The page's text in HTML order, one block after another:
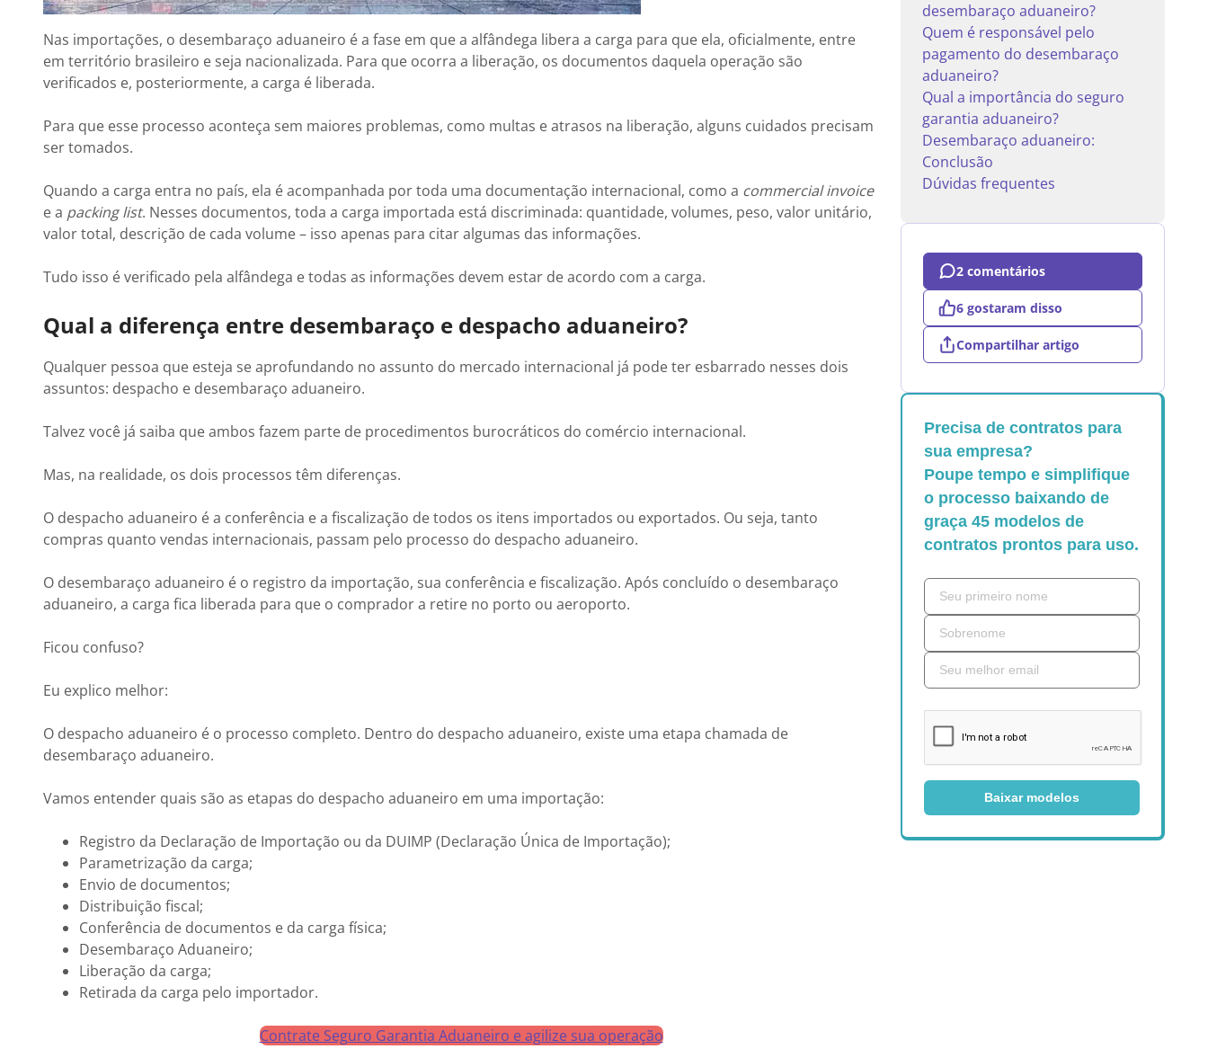
Nas importações, o desembaraço aduaneiro é a fase em que a alfândega libera a carga para que ela, oficialmente, entre
em território brasileiro e seja nacionalizada. Para que ocorra a liberação, os documentos daquela operação são
verificados e, posteriormente, a carga é liberada.
Para que esse processo aconteça sem maiores problemas, como multas e atrasos na liberação, alguns cuidados precisam
ser tomados.
Quando a carga entra no país, ela é acompanhada por toda uma documentação internacional, como a commercial invoice
e a packing list. Nesses documentos, toda a carga importada está discriminada: quantidade, volumes, peso, valor unitário,
valor total, descrição de cada volume – isso apenas para citar algumas das informações.
Tudo isso é verificado pela alfândega e todas as informações devem estar de acordo com a carga.
Qual a diferença entre desembaraço e despacho aduaneiro?
Qualquer pessoa que esteja se aprofundando no assunto do mercado internacional já pode ter esbarrado nesses dois
assuntos: despacho e desembaraço aduaneiro.
Talvez você já saiba que ambos fazem parte de procedimentos burocráticos do comércio internacional.
Mas, na realidade, os dois processos têm diferenças.
O despacho aduaneiro é a conferência e a fiscalização de todos os itens importados ou exportados. Ou seja, tanto
compras quanto vendas internacionais, passam pelo processo do despacho aduaneiro.
O desembaraço aduaneiro é o registro da importação, sua conferência e fiscalização. Após concluído o desembaraço
aduaneiro, a carga fica liberada para que o comprador a retire no porto ou aeroporto.
Ficou confuso?
Eu explico melhor:
O despacho aduaneiro é o processo completo. Dentro do despacho aduaneiro, existe uma etapa chamada de
desembaraço aduaneiro.
Vamos entender quais são as etapas do despacho aduaneiro em uma importação:
Registro da Declaração de Importação ou da DUIMP (Declaração Única de Importação);
Parametrização da carga;
Envio de documentos;
Distribuição fiscal;
Conferência de documentos e da carga física;
Desembaraço Aduaneiro;
Liberação da carga;
Retirada da carga pelo importador.
Contrate Seguro Garantia Aduaneiro e agilize sua operação
desembaraço aduaneiro?
Quem é responsável pelo
pagamento do desembaraço
aduaneiro?
Qual a importância do seguro
garantia aduaneiro?
Desembaraço aduaneiro:
Conclusão
Dúvidas frequentes
2 comentários
6 gostaram disso
Compartilhar artigo
Precisa de contratos para
sua empresa?
Poupe tempo e simplifique
o processo baixando de
graça 45 modelos de
contratos prontos para uso.
Baixar modelos